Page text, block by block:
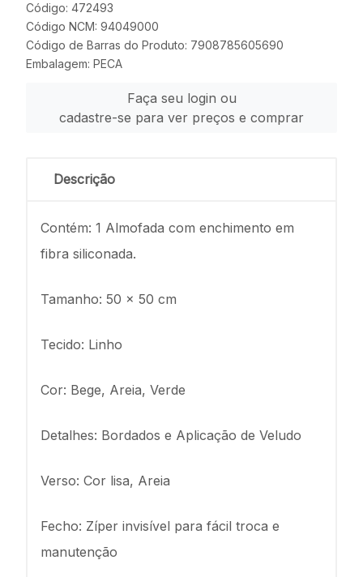
Código: 472493
Código NCM: 94049000
Código de Barras do Produto: 7908785605690
Embalagem: PECA
Faça seu login ou
cadastre-se para ver preços e comprar
Descrição
Contém: 1 Almofada com enchimento em
fibra siliconada.
Tamanho: 50 x 50 cm
Tecido: Linho
Cor: Bege, Areia, Verde
Detalhes: Bordados e Aplicação de Veludo
Verso: Cor lisa, Areia
Fecho: Zíper invisível para fácil troca e
manutenção